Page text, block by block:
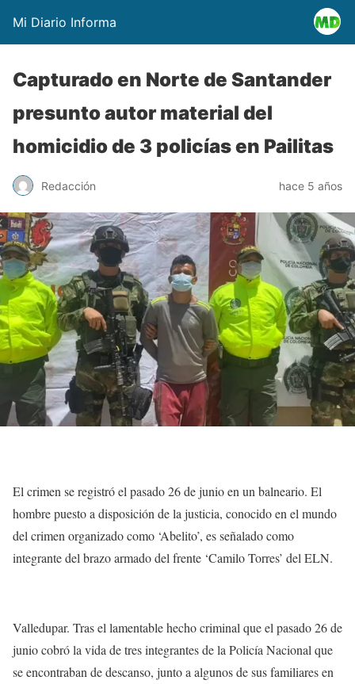
Mi Diario Informa
Capturado en Norte de Santander
presunto autor material del
homicidio de 3 policías en Pailitas
Redacción hace 5 años
El crimen se registró el pasado 26 de junio en un balneario. El
hombre puesto a disposición de la justicia, conocido en el mundo
del crimen organizado como ‘Abelito’, es señalado como
integrante del brazo armado del frente ‘Camilo Torres’ del ELN.
Valledupar. Tras el lamentable hecho criminal que el pasado 26 de
junio cobró la vida de tres integrantes de la Policía Nacional que
se encontraban de descanso, junto a algunos de sus familiares en